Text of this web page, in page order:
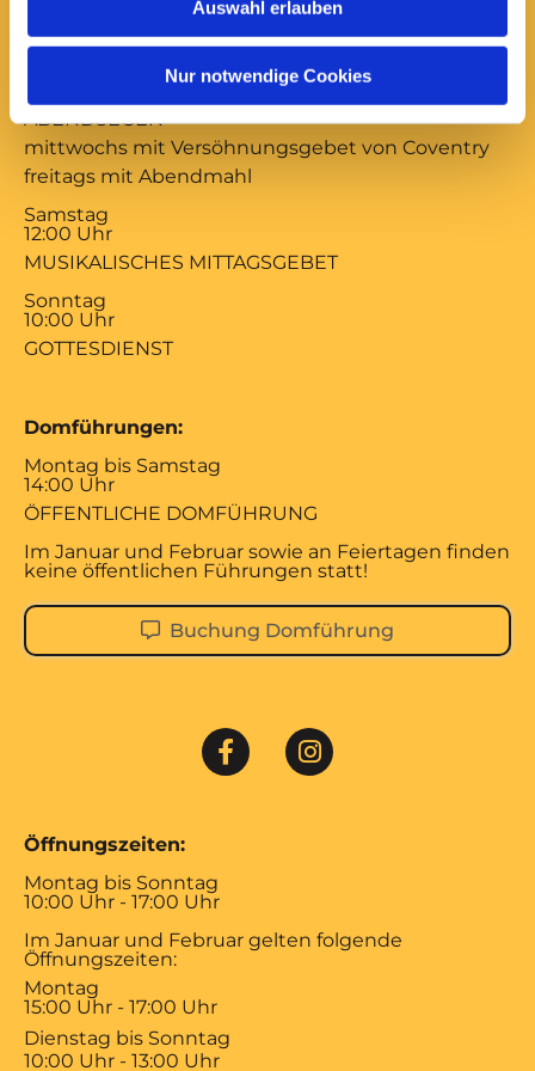
Auswahl erlauben
Nur notwendige Cookies
Gottesdienste:
Montag bis Freitag
ABENDSEGEN
mittwochs mit Versöhnungsgebet von Coventry
freitags mit Abendmahl
Samstag
12:00 Uhr
MUSIKALISCHES MITTAGSGEBET
Sonntag
10:00 Uhr
GOTTESDIENST
Domführungen:
Montag bis Samstag
14:00 Uhr
ÖFFENTLICHE DOMFÜHRUNG
Im Januar und Februar sowie an Feiertagen finden
keine öffentlichen Führungen statt!
Buchung Domführung
Öffnungszeiten:
Montag bis Sonntag
10:00 Uhr - 17:00 Uhr
Im Januar und Februar gelten folgende
Öffnungszeiten:
Montag
15:00 Uhr - 17:00 Uhr
Dienstag bis Sonntag
10:00 Uhr - 13:00 Uhr